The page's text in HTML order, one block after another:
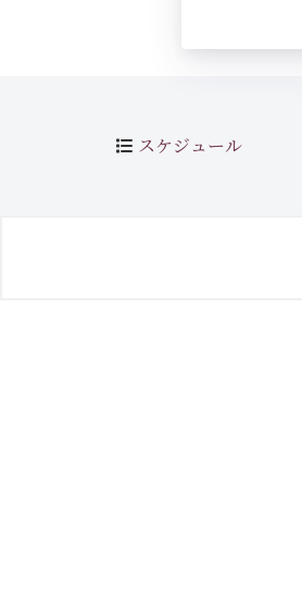
スケジュール